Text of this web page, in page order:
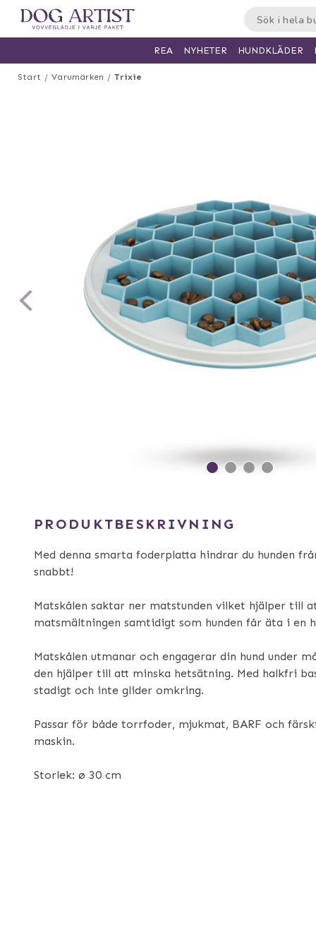
Start Varumärken Trixie
PRODUKTBESKRIVNING
Med denna smarta foderplatta hindrar du hunden
snabbt!
Matskålen saktar ner matstunden vilket hjälper till
matsmältningen samtidigt som hunden får äta i en
Matskålen utmanar och engagerar din hund under
den hjälper till att minska hetsätning. Med halkfri
stadigt och inte glider omkring.
Passar för både torrfoder, mjukmat, BARF och
maskin.
Storlek: ø 30 cm
REA NYHETER HUNDKLÄDER